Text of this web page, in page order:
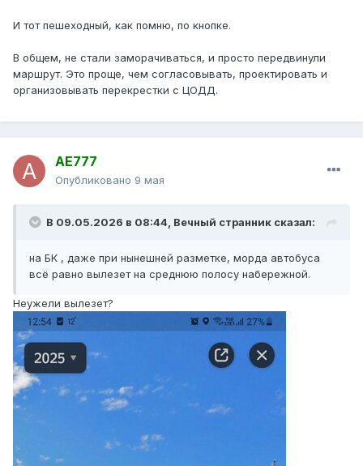
И тот пешеходный, как помню, по кнопке.
В общем, не стали заморачиваться, и просто передвинули
маршрут. Это проще, чем согласовывать, проектировать и
организовывать перекрестки с ЦОДД.
AE777
Опубликовано 9 мая
В 09.05.2026 в 08:44, Вечный странник сказал:
на БК , даже при нынешней разметке, морда автобуса
всё равно вылезет на среднюю полосу набережной.
Неужели вылезет?